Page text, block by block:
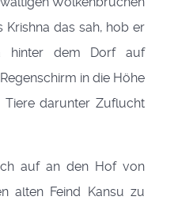
Krishna das sah, hob er
hinter dem Dorf auf
in die Höhe
darunter Zuflucht
auf an den Hof von
alten Feind Kansu zu